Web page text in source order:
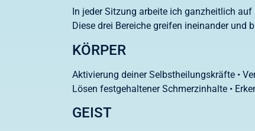
In jeder Sitzung arbeite ich ganzheitlich auf
Diese drei Bereiche greifen ineinander und
KÖRPER
Aktivierung deiner Selbstheilungskräfte •
Lösen festgehaltener Schmerzinhalte •
GEIST